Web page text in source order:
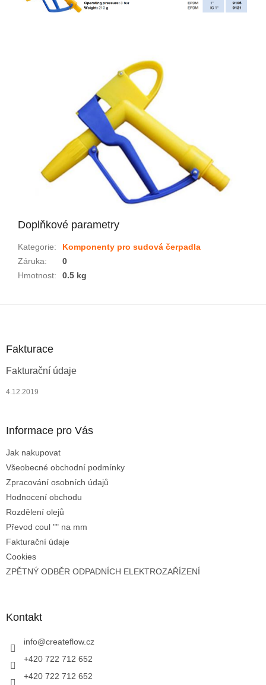
Doplňkové parametry
Kategorie:
Komponenty pro sudová čerpadla
Záruka:
0
Hmotnost: 0.5 kg
Fakturace
Fakturační údaje
4.12.2019
Informace pro Vás
Jak nakupovat
Všeobecné obchodní podmínky
Zpracování osobních údajů
Hodnocení obchodu
Rozdělení olejů
Převod coul "" na mm
Fakturační údaje
Cookies
ZPĚTNÝ ODBĚR ODPADNÍCH ELEKTROZAŘÍZENÍ
Kontakt
info@createflow.cz
+420 722 712 652
+420 722 712 652